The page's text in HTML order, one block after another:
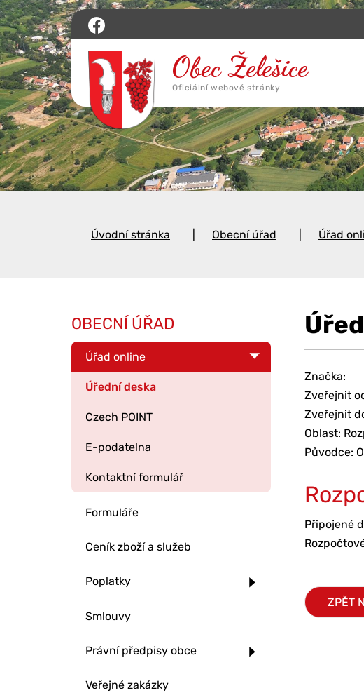
Úvodní stránka Obecní úřad Úřad
Značka:
Zveřejnit
Zveřejnit
Oblast:
Původce:
Připojené
ZPĚT
OBECNÍ ÚŘAD
Úřad online
Úřední deska
Czech POINT
E-podatelna
Kontaktní formulář
Formuláře
Ceník zboží a služeb
Poplatky
Smlouvy
Právní předpisy obce
Veřejné zakázky